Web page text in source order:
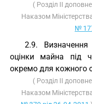
( Розділ II
Наказом
№
2.9. Визначення
оцінки майна під
окремо для кожного
( Розділ II
Наказом